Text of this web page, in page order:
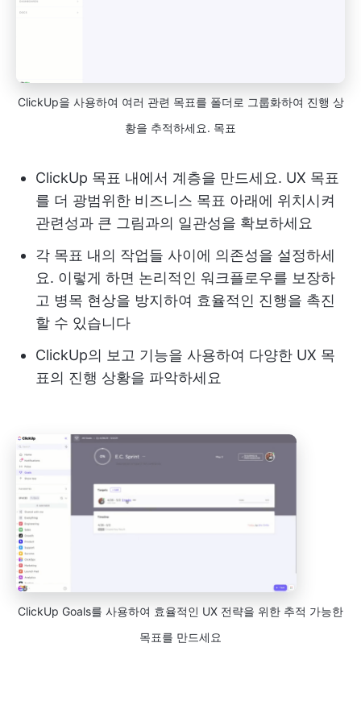
ClickUp을 사용하여 여러 관련 목표를 폴더로 그룹화하여 진행 상
황을 추적하세요. 목표
ClickUp 목표 내에서 계층을 만드세요. UX 목표
를 더 광범위한 비즈니스 목표 아래에 위치시켜
관련성과 큰 그림과의 일관성을 확보하세요
각 목표 내의 작업들 사이에 의존성을 설정하세
요. 이렇게 하면 논리적인 워크플로우를 보장하
고 병목 현상을 방지하여 효율적인 진행을 촉진
할 수 있습니다
ClickUp의 보고 기능을 사용하여 다양한 UX 목
표의 진행 상황을 파악하세요
ClickUp Goals를 사용하여 효율적인 UX 전략을 위한 추적 가능한
목표를 만드세요